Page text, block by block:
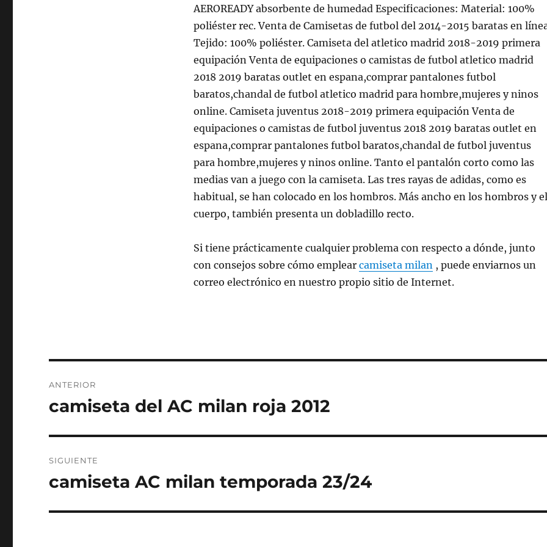
AEROREADY absorbente de humedad Especificaciones: Material: 100%
poliéster rec. Venta de Camisetas de futbol del 2014-2015 baratas en
Tejido: 100% poliéster. Camiseta del atletico madrid 2018-2019 primera
equipación Venta de equipaciones o camistas de futbol atletico madrid
2018 2019 baratas outlet en espana,comprar pantalones futbol
baratos,chandal de futbol atletico madrid para hombre,mujeres y ninos
online. Camiseta juventus 2018-2019 primera equipación Venta de
equipaciones o camistas de futbol juventus 2018 2019 baratas outlet en
espana,comprar pantalones futbol baratos,chandal de futbol juventus
para hombre,mujeres y ninos online. Tanto el pantalón corto como las
medias van a juego con la camiseta. Las tres rayas de adidas, como es
habitual, se han colocado en los hombros. Más ancho en los hombros y el
cuerpo, también presenta un dobladillo recto.
Si tiene prácticamente cualquier problema con respecto a dónde, junto
con consejos sobre cómo emplear camiseta milan, puede enviarnos un
correo electrónico en nuestro propio sitio de Internet.
de
ANTERIOR
Entrada
camiseta del AC milan roja 2012
SIGUIENTE
Entrada
camiseta AC milan temporada 23/24